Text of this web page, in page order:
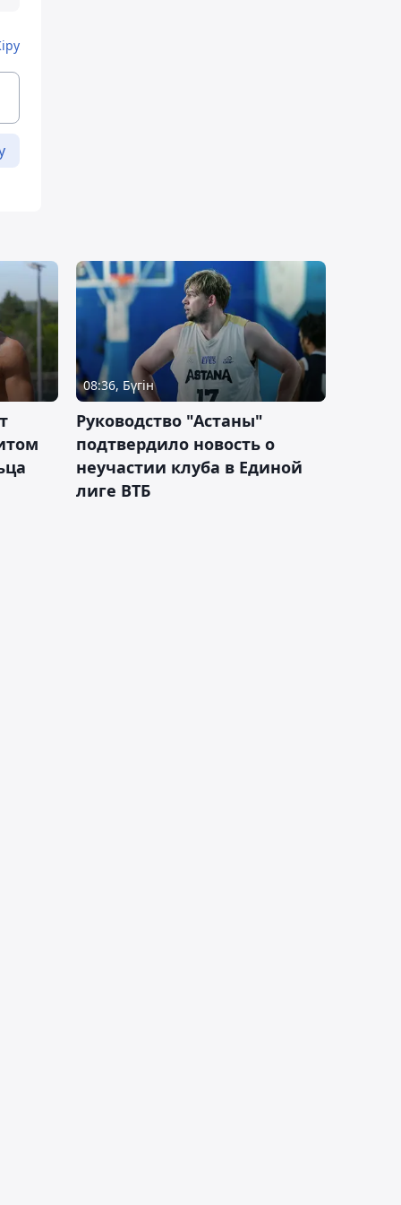
08:36, Бүгін
Руководство "Астаны"
подтвердило новость о
неучастии клуба в Единой
лиге ВТБ